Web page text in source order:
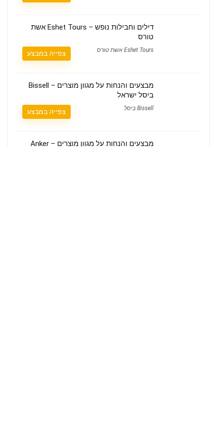
דילים וחבילות נופש – Eshet Tours אשת
טורס
Eshet Tours אשת טורס צפייה במבצע
מבצעים והנחות על מגוון מוצרים – Bissell
ביסל ישראל
Bissell ביסל צפייה במבצע
מבצעים והנחות על מגוון מוצרים – Anker